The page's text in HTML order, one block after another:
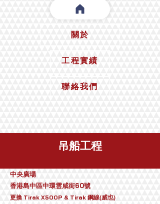
關於
工程實績
聯絡我們
​吊船工程
中央廣場
香港島中區中環雲咸街60號
更換 Tirak X500P & Tirak 鋼線(威也)